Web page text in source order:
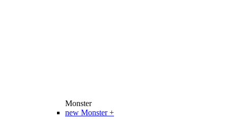
Monster
new Monster +